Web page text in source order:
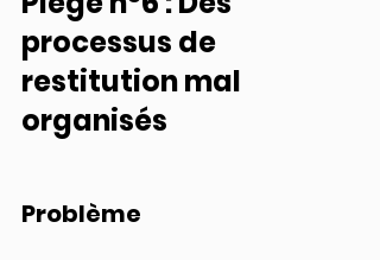
processus de
restitution mal
organisés
Problème